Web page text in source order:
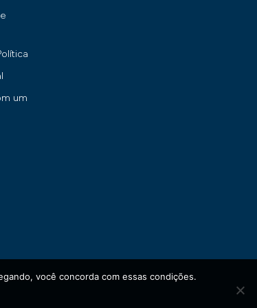
um
você concorda com essas condições.